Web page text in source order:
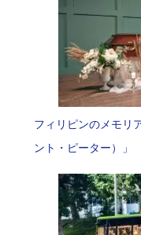
フィリピンのメモリ
ント・ピーター）」